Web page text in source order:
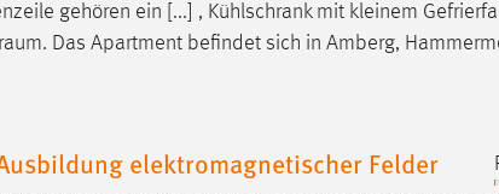
gehören ein [...] , Kühlschrank mit kleinem
. Das Apartment befindet sich in Amberg,
elektromagnetischer Felder